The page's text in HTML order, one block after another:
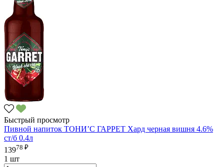
Быстрый просмотр
Пивной напиток ТОНИ’С ГАРРЕТ Хард черная вишня 4.6%
ст/б 0.4л
13978 ₽
1 шт